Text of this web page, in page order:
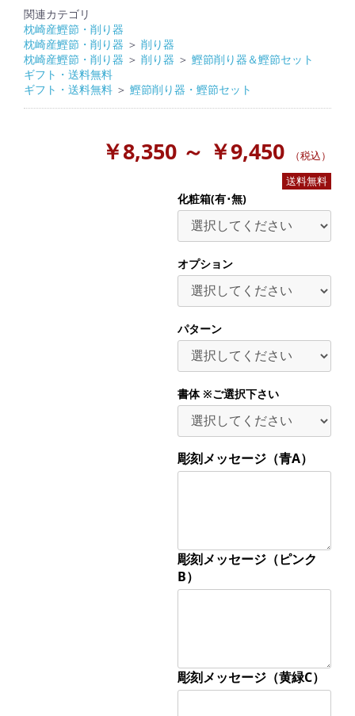
関連カテゴリ
枕崎産鰹節・削り器
枕崎産鰹節・削り器 ＞ 削り器
枕崎産鰹節・削り器 ＞ 削り器 ＞ 鰹節削り器＆鰹節セット
ギフト・送料無料
ギフト・送料無料 ＞ 鰹節削り器・鰹節セット
￥8,350 ～ ￥9,450
（税込）
送料無料
化粧箱(有･無)
オプション
パターン
書体 ※ご選択下さい
彫刻メッセージ（青A）
彫刻メッセージ（ピンク
B）
彫刻メッセージ（黄緑C）